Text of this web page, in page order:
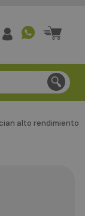
menos de 3
alto rendimiento